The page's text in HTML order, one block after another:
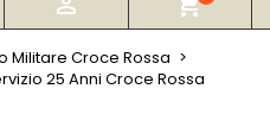
Militare Croce Rossa
25 Anni Croce Rossa